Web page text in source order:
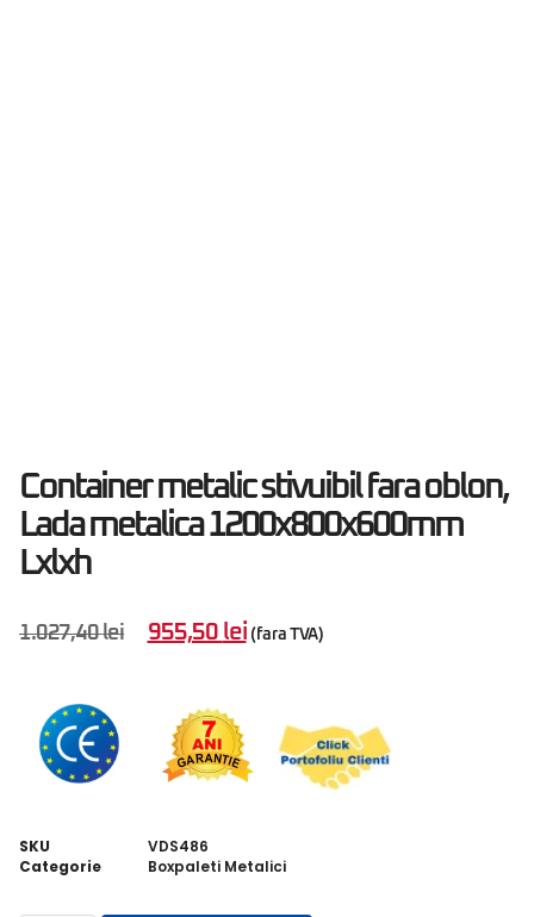
Container metalic stivuibil fara oblon,
Lada metalica 1200x800x600mm
Lxlxh
1.027,40lei 955,50 lei (fara TVA)
SKU
VDS486
Categorie
Boxpaleti Metalici